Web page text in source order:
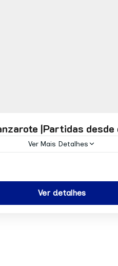
|Partidas desde
Ver Mais Detalhes
pessoa desde: 910€
e Espanha
Ver detalhes